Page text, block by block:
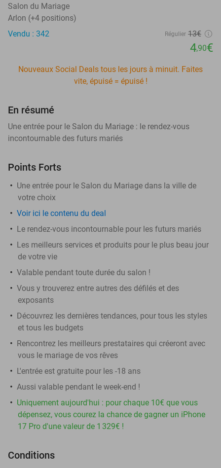
Salon du Mariage
Arlon (+4 positions)
Vendu : 342
Régulier 13€
4,90€
Nouveaux Social Deals tous les jours à minuit. Faites
vite, épuisé = épuisé !
En résumé
Une entrée pour le Salon du Mariage : le rendez-vous
incontournable des futurs mariés
Points Forts
Une entrée pour le Salon du Mariage dans la ville de
votre choix
Voir ici le contenu du deal
Le rendez-vous incontournable pour les futurs mariés
Les meilleurs services et produits pour le plus beau jour
de votre vie
Valable pendant toute durée du salon !
Vous y trouverez entre autres des défilés et des
exposants
Découvrez les dernières tendances, pour tous les styles
et tous les budgets
Rencontrez les meilleurs prestataires qui créeront avec
vous le mariage de vos rêves
L'entrée est gratuite pour les -18 ans
Aussi valable pendant le week-end !
Uniquement aujourd'hui : pour chaque 10€ que vous
dépensez, vous courez la chance de gagner un iPhone
17 Pro d'une valeur de 1 329€ !
Conditions